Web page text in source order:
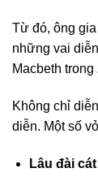
Từ đó, ông
những vai
Macbeth trong
Không chỉ
diễn. Một số
Lâu đài cát